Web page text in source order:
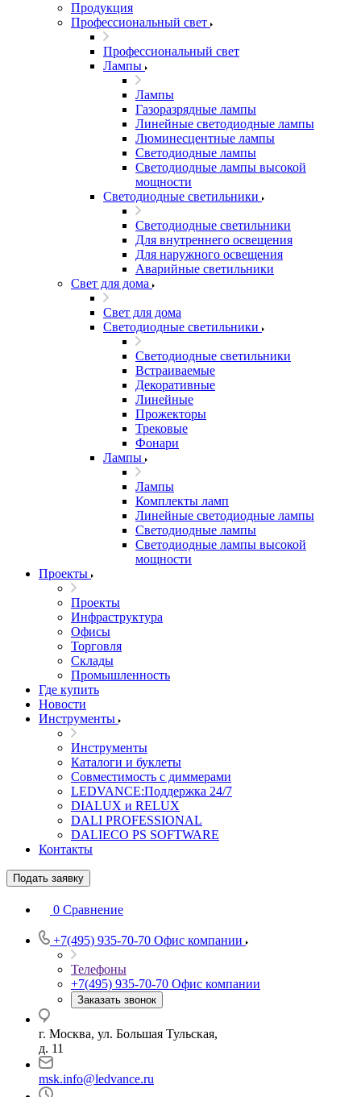
Продукция
Профессиональный свет
Профессиональный свет
Лампы
Лампы
Газоразрядные лампы
Линейные светодиодные лампы
Люминесцентные лампы
Светодиодные лампы
Светодиодные лампы высокой
мощности
Светодиодные светильники
Светодиодные светильники
Для внутреннего освещения
Для наружного освещения
Аварийные светильники
Свет для дома
Свет для дома
Светодиодные светильники
Светодиодные светильники
Встраиваемые
Декоративные
Линейные
Прожекторы
Трековые
Фонари
Лампы
Лампы
Комплекты ламп
Линейные светодиодные лампы
Светодиодные лампы
Светодиодные лампы высокой
мощности
Проекты
Проекты
Инфраструктура
Офисы
Торговля
Склады
Промышленность
Где купить
Новости
Инструменты
Инструменты
Каталоги и буклеты
Совместимость с диммерами
LEDVANCE:Поддержка 24/7
DIALUX и RELUX
DALI PROFESSIONAL
DALIECO PS SOFTWARE
Контакты
Подать заявку
0 Сравнение
+7(495) 935-70-70 Офис компании
Телефоны
+7(495) 935-70-70 Офис компании
Заказать звонок
г. Москва, ул. Большая Тульская,
д. 11
msk.info@ledvance.ru